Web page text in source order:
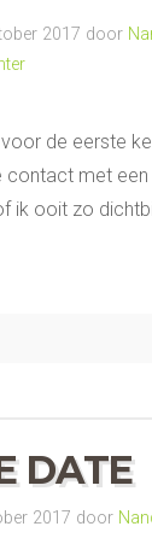
2017 door
de eerste
contact met
ik ooit zo
DATE
2017 door